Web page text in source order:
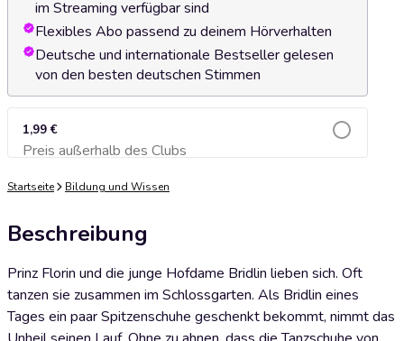
im Streaming verfügbar sind
Flexibles Abo passend zu deinem Hörverhalten
Deutsche und internationale Bestseller gelesen
von den besten deutschen Stimmen
1,99 €
Preis außerhalb des ClubsZum Warenkorb hinzufügen
Startseite Bildung und Wissen
Beschreibung
Prinz Florin und die junge Hofdame Bridlin lieben sich. Oft
tanzen sie zusammen im Schlossgarten. Als Bridlin eines
Tages ein paar Spitzenschuhe geschenkt bekommt, nimmt das